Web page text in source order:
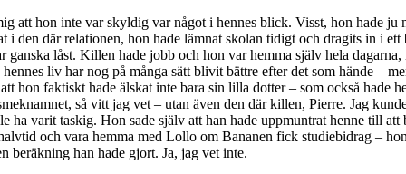
att hon inte var skyldig var något i hennes blick. Visst, hon hade ju
i den där relationen, hon hade lämnat skolan tidigt och dragits in i ett
ganska låst. Killen hade jobb och hon var hemma själv hela
liv har nog på många sätt blivit bättre efter det som hände –
hon faktiskt hade älskat inte bara sin lilla dotter – som också hade
så vitt jag vet – utan även den där killen, Pierre. Jag
ha varit taskig. Hon sade själv att han hade uppmuntrat henne till att
och vara hemma med Lollo om Bananen fick studiebidrag –
beräkning han hade gjort. Ja, jag vet inte.